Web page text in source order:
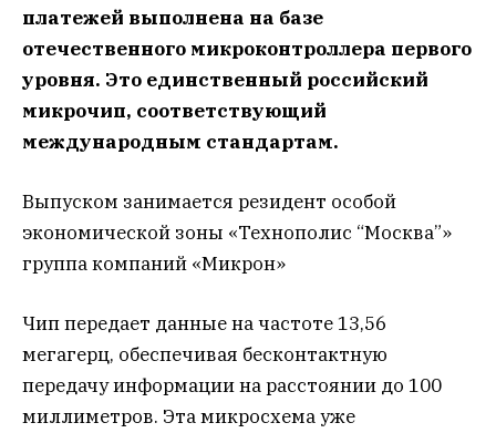
платежей выполнена на базе
отечественного микроконтроллера первого
уровня. Это единственный российский
микрочип, соответствующий
международным стандартам.
Выпуском занимается резидент особой
экономической зоны «Технополис “Москва”»
группа компаний «Микрон»
Чип передает данные на частоте 13,56
мегагерц, обеспечивая бесконтактную
передачу информации на расстоянии до 100
миллиметров. Эта микросхема уже